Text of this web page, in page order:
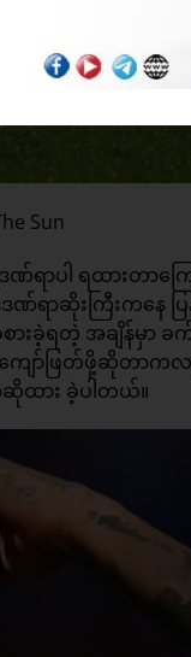
Sun
ဒဏ်ရာပါ ရထား
ဏ်ရာဆိုးကြီးကနေ
ားခဲ့ရတဲ့ အချိန်မှာ
ျော်ဖြတ်ဖို့ဆိုတာ
ထား ခဲ့ပါတယ်။